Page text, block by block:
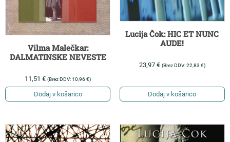
Vilma Malečkar:
DALMATINSKE NEVESTE
11,51€ (Brez DDV:10,96€)
Dodaj v košarico
Lucija Čok: HIC ET NUNC
AUDE!
23,97 € (Brez DDV:22,83 €)
Dodaj v košarico